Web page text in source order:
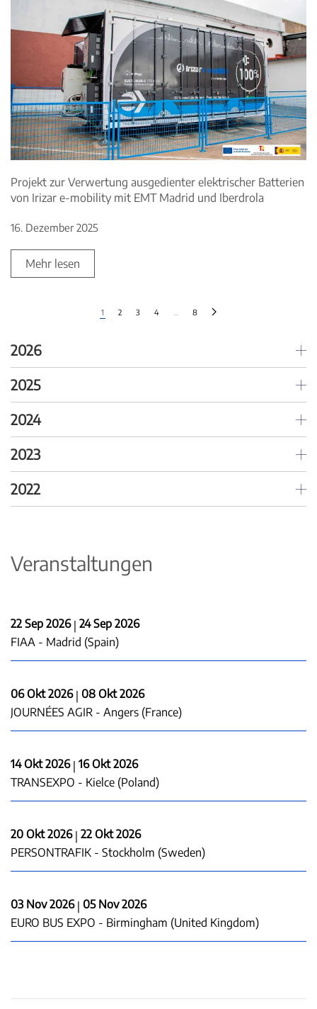
Projekt zur Verwertung ausgedienter elektrischer Batterien
von Irizar e-mobility mit EMT Madrid und Iberdrola
16. Dezember 2025
Mehr lesen
1 2 3 4 8
2026
2025
2024
2023
2022
Veranstaltungen
22 Sep 2026| 24 Sep 2026
FIAA - Madrid (Spain)
06 Okt 2026| 08 Okt 2026
JOURNÉES AGIR - Angers (France)
14 Okt 2026| 16 Okt 2026
TRANSEXPO - Kielce (Poland)
20 Okt 2026| 22 Okt 2026
PERSONTRAFIK - Stockholm (Sweden)
03 Nov 2026| 05 Nov 2026
EURO BUS EXPO - Birmingham (United Kingdom)